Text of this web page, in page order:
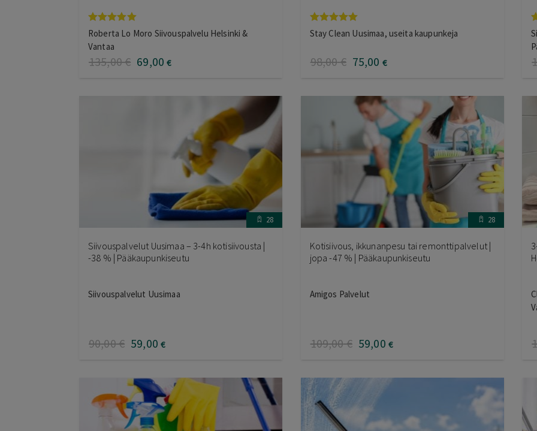
Arvostelu
tuotteesta:
5.00 / 5
Roberta Lo Moro Siivouspalvelu Helsinki &
Vantaa
135,00€ 69,00 €
Arvostelu
tuotteesta:
Stay Clean Uusimaa, useita kaupunkeja
98,00€ 75,00 €
28
Siivouspalvelut Uusimaa – 3-4h kotisiivousta |
-38 % | Pääkaupunkiseutu
Siivouspalvelut Uusimaa
90,00€ 59,00 €
28
Kotisiivous, ikkunanpesu tai remonttipalvelut |
jopa -47 % | Pääkaupunkiseutu
Amigos Palvelut
109,00€ 59,00 €